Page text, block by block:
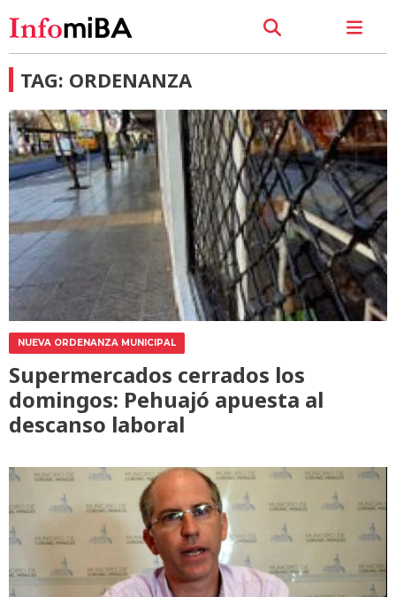
TAG: ORDENANZA
NUEVA ORDENANZA MUNICIPAL
Supermercados cerrados los
domingos: Pehuajó apuesta al
descanso laboral